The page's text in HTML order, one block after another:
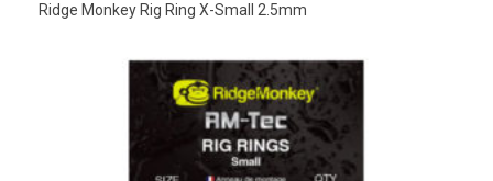
Ridge Monkey Rig Ring X-Small 2.5mm